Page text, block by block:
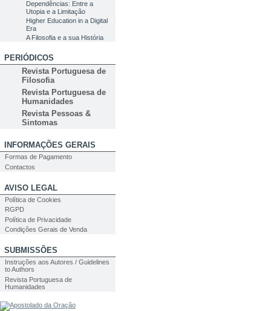
Dependências: Entre a
Utopia e a Limitação
Higher Education in a Digital
Era
A Filosofia e a sua História
PERIÓDICOS
Revista Portuguesa de
Filosofia
Revista Portuguesa de
Humanidades
Revista Pessoas &
Sintomas
INFORMAÇÕES GERAIS
Formas de Pagamento
Contactos
AVISO LEGAL
Política de Cookies
RGPD
Política de Privacidade
Condições Gerais de Venda
SUBMISSÕES
Instruções aos Autores / Guidelines
to Authors
Revista Portuguesa de
Humanidades